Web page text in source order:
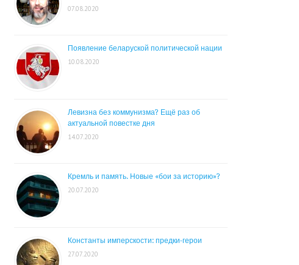
07.08.2020
Появление беларуской политической нации
10.08.2020
Левизна без коммунизма? Ещё раз об
актуальной повестке дня
14.07.2020
Кремль и память. Новые «бои за историю»?
20.07.2020
Константы имперскости: предки-герои
27.07.2020